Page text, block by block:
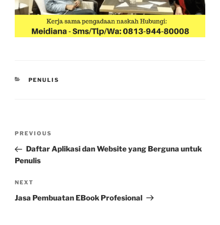
CATEGORIES
PENULIS
Previous
Post
PREVIOUS
Daftar Aplikasi dan Website yang Berguna untuk
Penulis
Next
Post
NEXT
Jasa Pembuatan EBook Profesional